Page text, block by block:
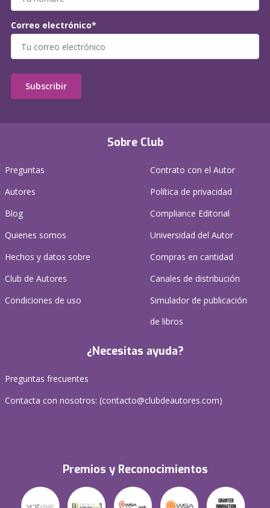
Sobre Club
Preguntas
Autores
Blog
Quienes somos
Hechos y datos sobre
Club de Autores
Condiciones de uso
Contrato con el Autor
Política de privacidad
Compliance Editorial
Universidad del Autor
Compras en cantidad
Canales de distribución
Simulador de publicación
de libros
¿Necesitas ayuda?
Preguntas frecuentes
Contacta con nosotros: (contacto@clubdeautores.com)
Premios y Reconocimientos
Correo electrónico*
Subscribir